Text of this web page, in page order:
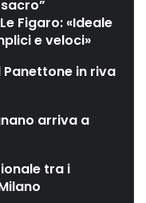
Figaro: «Ideale
e veloci»
Panettone in riva
arriva a
tra i